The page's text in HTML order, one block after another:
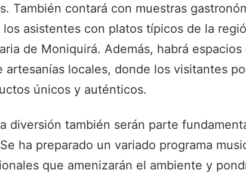
También contará con muestras
los asistentes con platos típicos de la
de Moniquirá. Además, habrá espacios
artesanías locales, donde los visitantes
únicos y auténticos.
diversión también serán parte
ha preparado un variado programa
que amenizarán el ambiente y